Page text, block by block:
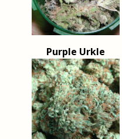
Purple Urkle